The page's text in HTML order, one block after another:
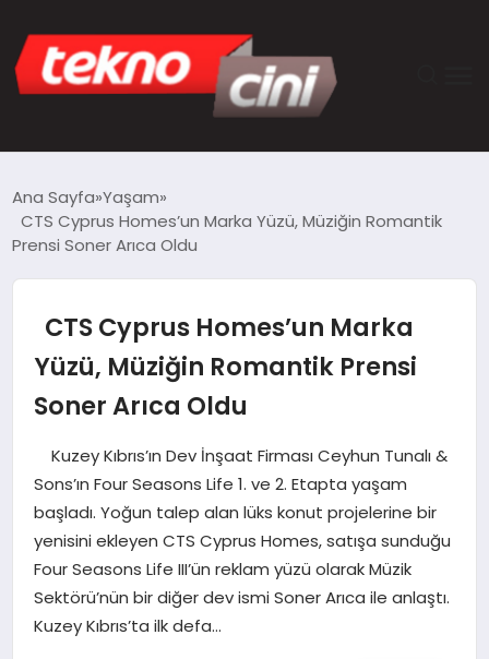
TEKNOLOJI
SAĞLIK
DÜNYA
MAGAZIN
Ana Sayfa Yaşam
CTS Cyprus Homes’un Marka Yüzü, Müziğin Romantik
Prensi Soner Arıca Oldu
CTS Cyprus Homes’un Marka
Yüzü, Müziğin Romantik Prensi
Soner Arıca Oldu
Kuzey Kıbrıs’ın Dev İnşaat Firması Ceyhun Tunalı &
Sons’ın Four Seasons Life 1. ve 2. Etapta yaşam
başladı. Yoğun talep alan lüks konut projelerine bir
yenisini ekleyen CTS Cyprus Homes, satışa sunduğu
Four Seasons Life III’ün reklam yüzü olarak Müzik
Sektörü’nün bir diğer dev ismi Soner Arıca ile anlaştı.
Kuzey Kıbrıs’ta ilk defa…